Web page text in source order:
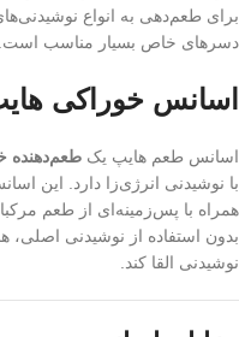
برای طعم‌دهی به انواع
دسرهای خاص بسیار مناسب است.
اسانس خوراکی
اسانس طعم هایپ یک طعم‌دهنده
با نوشیدنی انرژی‌زا دارد. این
همراه با پس‌زمینه‌ای از طعم
بدون استفاده از نوشیدنی اصلی،
نوشیدنی القا کند.